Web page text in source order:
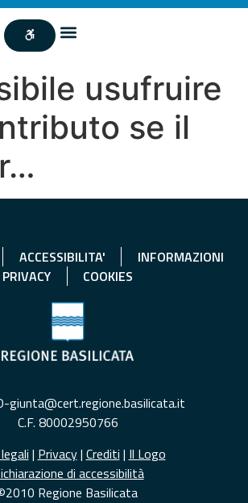
usufruire
se il
ACCESSIBILITA'
INFORMAZIONI
PRIVACY
COOKIES
giunta@cert.regione.basilicata.it
C.F. 80002950766
| Privacy| Crediti | Il Logo
di accessibilità
Regione Basilicata